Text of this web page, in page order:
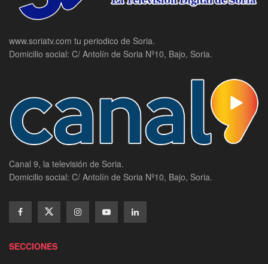
www.soriatv.com tu periodico de Soria.
Domicilio social: C/ Antolín de Soria Nº10, Bajo, Soria.
Canal 9, la televisión de Soria.
Domicilio social: C/ Antolín de Soria Nº10, Bajo, Soria.
SECCIONES